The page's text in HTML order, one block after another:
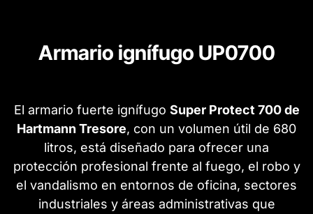
Armario ignífugo UP0700
El armario fuerte ignífugo Super Protect 700 de
Hartmann Tresore, con un volumen útil de 680
litros, está diseñado para ofrecer una
protección profesional frente al fuego, el robo y
el vandalismo en entornos de oficina, sectores
industriales y áreas administrativas que